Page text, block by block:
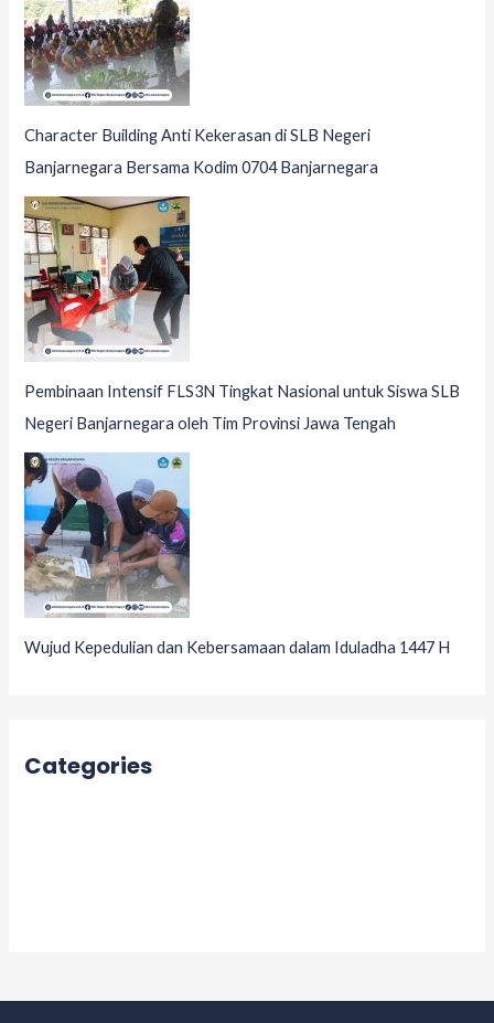
Character Building Anti Kekerasan di SLB Negeri
Banjarnegara Bersama Kodim 0704 Banjarnegara
Pembinaan Intensif FLS3N Tingkat Nasional untuk Siswa SLB
Negeri Banjarnegara oleh Tim Provinsi Jawa Tengah
Wujud Kepedulian dan Kebersamaan dalam Iduladha 1447 H
Categories